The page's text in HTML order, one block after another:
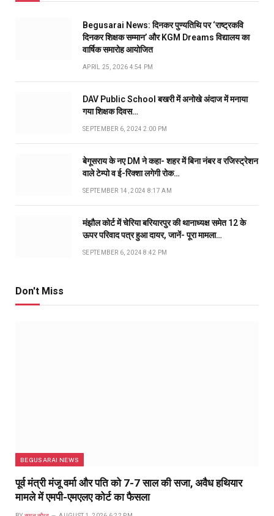
Begusarai News: दिनकर पुण्यतिथि पर ‘राष्ट्रकवि
दिनकर शिक्षक सम्मान’ और KGM Dreams विद्यालय का
वार्षिक समारोह आयोजित
APRIL 25, 2026 4:54 PM
DAV Public School बखरी में अनोखे अंदाज में मनाया
गया शिक्षक दिवस…
SEPTEMBER 6, 2024 2:00 PM
बेगूसराय के नए DM ने कहा- शहर में बिना नंबर व रजिस्ट्रेशन
वाले टेम्पो व ई-रिक्शा लगेगी रोक…
SEPTEMBER 14, 2024 8:17 AM
मंझौल कोर्ट में चेरिया बरियारपुर की थानाध्यक्ष समेत 12 के
ऊपर परिवाद पत्र हुआ दायर, जानें- पूरा मामला…
SEPTEMBER 6, 2024 8:42 PM
Don't Miss
BEGUSARAI NEWS
पूर्व मंत्री मंजू वर्मा और पति को 7-7 साल की सजा, अवैध हथियार
मामले में एमपी-एमएलए कोर्ट का फैसला